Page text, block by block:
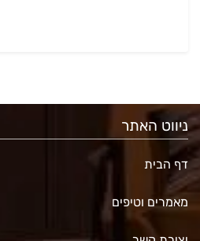
ניווט האתר
דף הבית
מאמרים וטיפים